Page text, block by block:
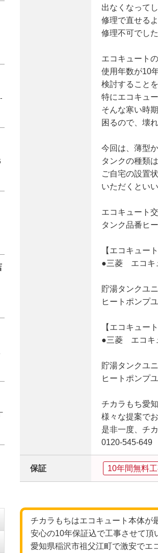
出なくなって
修理で直せる
修理不可でし
エコキュート
使用年数が10
検討すること
特にエコキュ
そんな寒い時
困るので、壊
今回は、薄型
タンクの種類
ご自宅の設置
いただくとい
エコキュート
タンク品番ヒ
【エコキュー
●三菱 エコキ
貯湯タンクユ
ヒートポンプ
【エコキュー
●三菱 エコキ
貯湯タンクユ
ヒートポンプ
チカラもち愛知
様々な提案で
是非一度、チ
0120-545-649
保証 10年間無料
チカラもちはエコキュート本体が
安心の10年保証込で工事させて頂
愛知県稲沢市祖父江町で激安でエ